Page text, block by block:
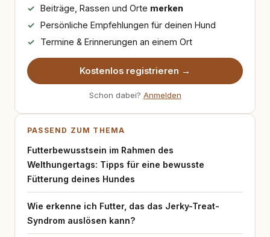
Beiträge, Rassen und Orte merken
Persönliche Empfehlungen für deinen Hund
Termine & Erinnerungen an einem Ort
Kostenlos registrieren →
Schon dabei? Anmelden
PASSEND ZUM THEMA
Futterbewusstsein im Rahmen des
Welthungertags: Tipps für eine bewusste
Fütterung deines Hundes
Wie erkenne ich Futter, das das Jerky-Treat-
Syndrom auslösen kann?